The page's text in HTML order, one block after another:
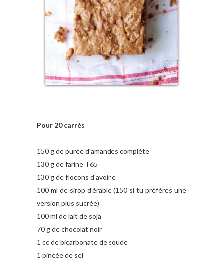
Pour 20 carrés
150 g de purée d'amandes complète
130 g de farine T65
130 g de flocons d'avoine
100 ml de sirop d'érable (150 si tu préfères une
version plus sucrée)
100 ml de lait de soja
70 g de chocolat noir
1 cc de bicarbonate de soude
1 pincée de sel